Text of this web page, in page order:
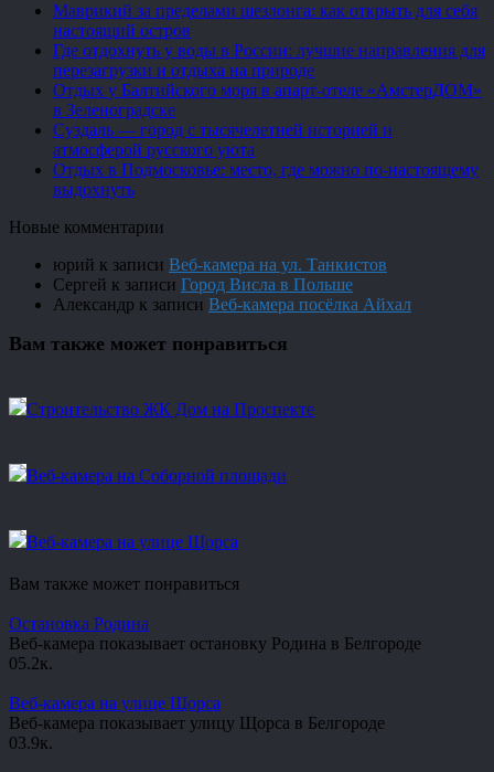
Маврикий за пределами шезлонга: как открыть для себя
настоящий остров
Где отдохнуть у воды в России: лучшие направления для
перезагрузки и отдыха на природе
Отдых у Балтийского моря в апарт-отеле «АмстерДОМ»
в Зеленоградске
Суздаль — город с тысячелетней историей и
атмосферой русского уюта
Отдых в Подмосковье: место, где можно по-настоящему
выдохнуть
Новые комментарии
юрий к записи Веб-камера на ул. Танкистов
Сергей к записи Город Висла в Польше
Александр к записи Веб-камера посёлка Айхал
Вам также может понравиться
Строительство ЖК Дом на Проспекте
Веб-камера на Соборной площади
Веб-камера на улице Щорса
Вам также может понравиться
Остановка Родина
Веб-камера показывает остановку Родина в Белгороде
05.2к.
Веб-камера на улице Щорса
Веб-камера показывает улицу Щорса в Белгороде
03.9к.